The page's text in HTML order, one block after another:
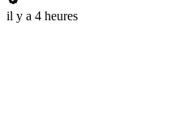
il y a 4 heures